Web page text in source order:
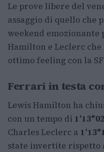
Le prove libere del
assaggio di quello che
weekend emozionante
Hamilton e Leclerc
ottimo feeling con la
Ferrari in testa
Lewis Hamilton ha
con un tempo di
Charles Leclerc a
state invertite rispetto